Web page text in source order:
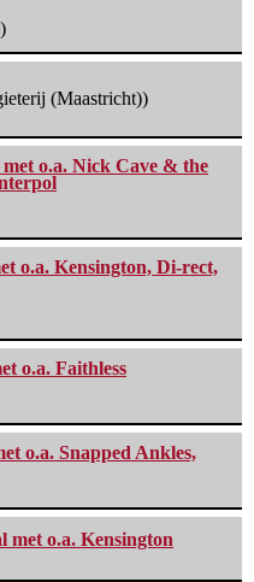
(Maastricht))
o.a. Nick Cave & the
o.a. Kensington, Di-rect,
o.a. Faithless
o.a. Snapped Ankles,
met o.a. Kensington